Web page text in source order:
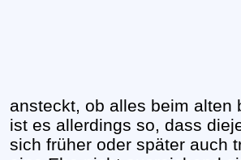
ansteckt, ob alles beim alten
ist es allerdings so, dass
sich früher oder später auch